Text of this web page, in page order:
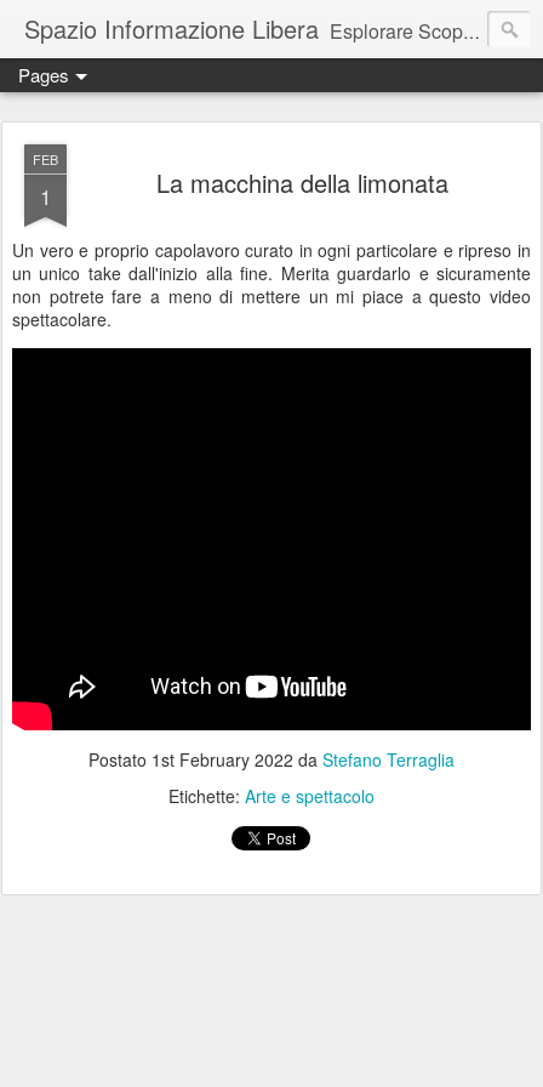
Spazio Informazione Libera Esplorare Scoprire Creare
Escursioni, viaggi, arte, tecnologia, attualità
Pages
FEB
1 La macchina della limonata
Un vero e proprio capolavoro curato in ogni particolare e ripreso in
un unico take dall'inizio alla fine. Merita guardarlo e sicuramente
non potrete fare a meno di mettere un mi piace a questo video
spettacolare.
Postato 1st February 2022 da Stefano Terraglia
Etichette: Arte e spettacolo